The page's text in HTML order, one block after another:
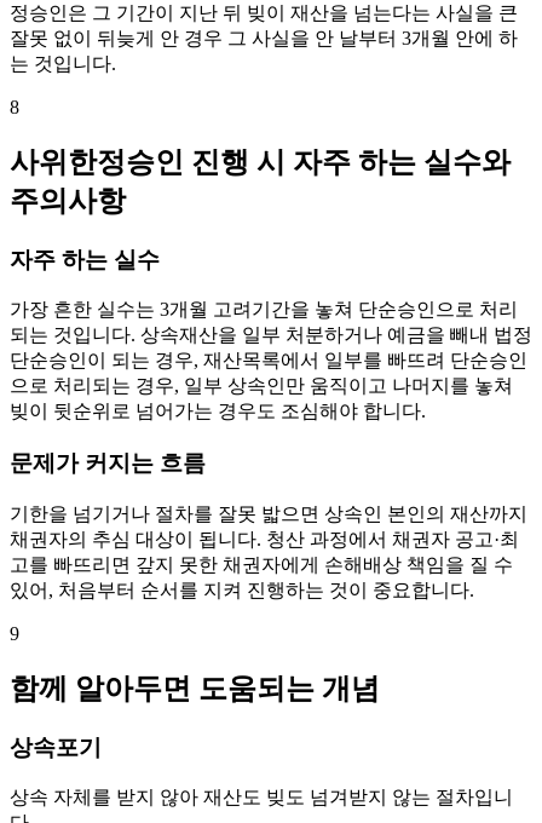
정승인은 그 기간이 지난 뒤 빚이 재산을 넘는다는 사실을 큰
잘못 없이 뒤늦게 안 경우 그 사실을 안 날부터 3개월 안에 하
는 것입니다.
8
사위한정승인 진행 시 자주 하는 실수와
주의사항
자주 하는 실수
가장 흔한 실수는 3개월 고려기간을 놓쳐 단순승인으로 처리
되는 것입니다. 상속재산을 일부 처분하거나 예금을 빼내 법정
단순승인이 되는 경우, 재산목록에서 일부를 빠뜨려 단순승인
으로 처리되는 경우, 일부 상속인만 움직이고 나머지를 놓쳐
빚이 뒷순위로 넘어가는 경우도 조심해야 합니다.
문제가 커지는 흐름
기한을 넘기거나 절차를 잘못 밟으면 상속인 본인의 재산까지
채권자의 추심 대상이 됩니다. 청산 과정에서 채권자 공고·최
고를 빠뜨리면 갚지 못한 채권자에게 손해배상 책임을 질 수
있어, 처음부터 순서를 지켜 진행하는 것이 중요합니다.
9
함께 알아두면 도움되는 개념
상속포기
상속 자체를 받지 않아 재산도 빚도 넘겨받지 않는 절차입니